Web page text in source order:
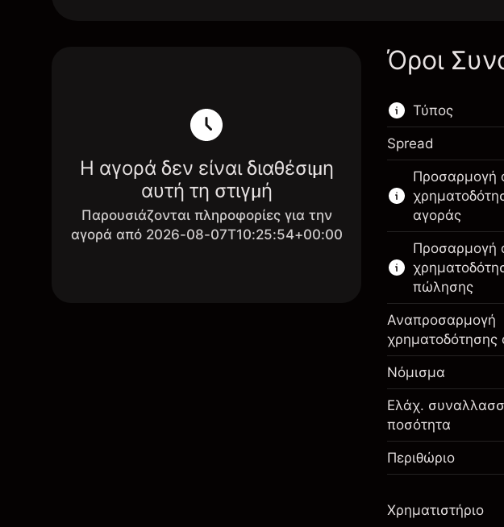
Η αγορά δεν είναι διαθέσιμη
αυτή τη στιγμή
Παρουσιάζονται πληροφορίες για την
αγορά από 2026-08-07T10:25:54+00:00
Όροι
Τύπος
Αυτή η
διαθέσιμη
Μάθετε
CFDs
Spread
Προσαρμογή
αγοράς
σας
τη
Χρεώσεις
αξία της
Μέγεθος
~AED 4,000.00
Προσαρμογή
πώλησης
σας
τη
Αναπροσαρμογή
χρηματοδότησης
Νόμισμα
Ελάχ.
ποσότητα
Περιθώριο
Χρηματιστήριο